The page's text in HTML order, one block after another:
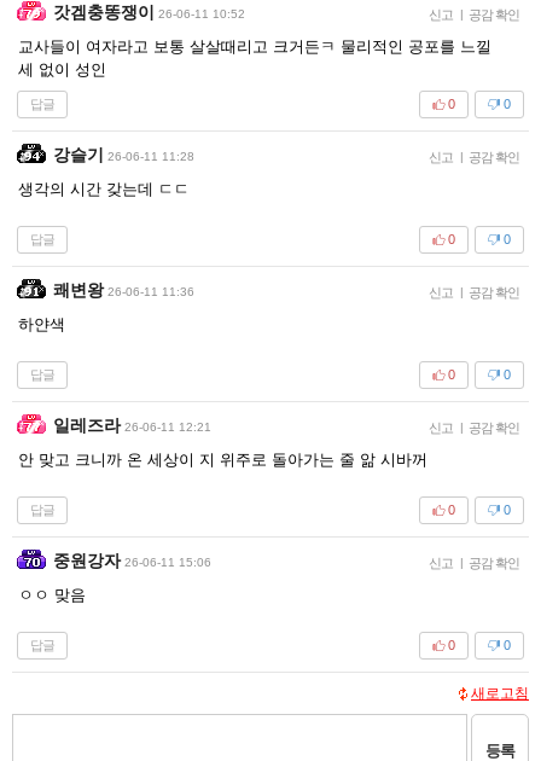
갓겜충똥쟁이 26-06-11 10:52 신고 | 공감 확인
교사들이 여자라고 보통 살살때리고 크거든ㅋ 물리적인 공포를 느낄
세 없이 성인
답글 0
0
강슬기 26-06-11 11:28 신고 | 공감 확인
생각의 시간 갖는데 ㄷㄷ
답글 0
0
쾌변왕 26-06-11 11:36 신고 | 공감 확인
하얀색
답글 0
0
일레즈라 26-06-11 12:21 신고 | 공감 확인
안 맞고 크니까 온 세상이 지 위주로 돌아가는 줄 앎 시바꺼
답글 0
0
중원강자 26-06-11 15:06 신고 | 공감 확인
ㅇㅇ 맞음
답글 0
0
새로고침
등록